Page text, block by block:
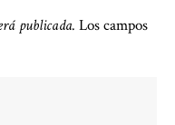
publicada. Los campos